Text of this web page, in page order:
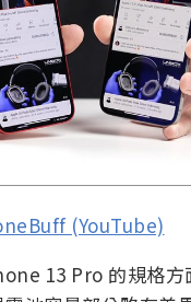
(YouTube)
13 Pro 的規格方